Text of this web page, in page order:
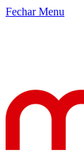
Fechar Menu